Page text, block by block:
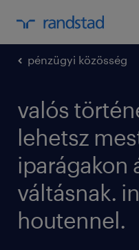
pénzügyi közösség
valós
lehetsz
iparágakon
váltásnak.
houtennel.